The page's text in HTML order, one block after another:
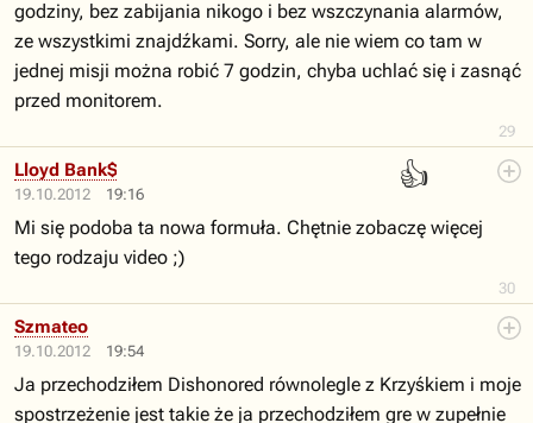
29
godziny, bez zabijania nikogo i bez wszczynania alarmów,
ze wszystkimi znajdźkami. Sorry, ale nie wiem co tam w
jednej misji można robić 7 godzin, chyba uchlać się i zasnąć
przed monitorem.
19.10.2012 19:16
👍
30
Lloyd Bank$
Mi się podoba ta nowa formuła. Chętnie zobaczę więcej
tego rodzaju video ;)
19.10.2012 19:54
Szmateo
Ja przechodziłem Dishonored równolegle z Krzyśkiem i moje
spostrzeżenie jest takie że ja przechodziłem gre w zupełnie